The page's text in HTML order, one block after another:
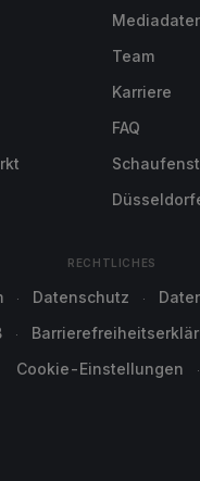
Team
Karriere
FAQ
RECHTLICHES
Datenschutz
Cookie-Einstellungen